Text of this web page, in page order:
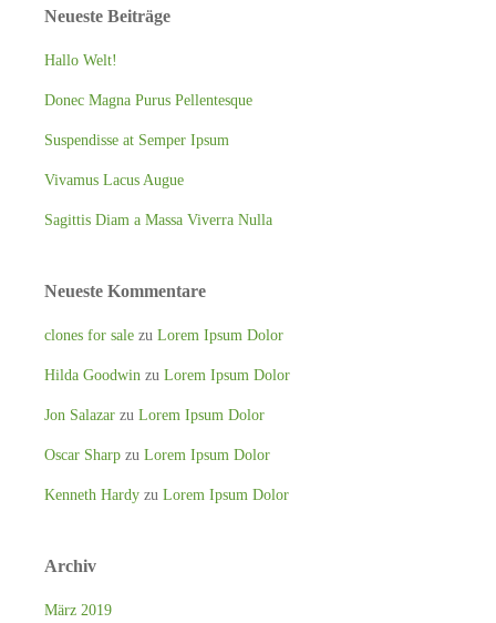
Neueste Beiträge
Hallo Welt!
Donec Magna Purus Pellentesque
Suspendisse at Semper Ipsum
Vivamus Lacus Augue
Sagittis Diam a Massa Viverra Nulla
Neueste Kommentare
clones for salezu Lorem Ipsum Dolor
Hilda Goodwin zu Lorem Ipsum Dolor
Jon Salazarzu Lorem Ipsum Dolor
Oscar Sharpzu Lorem Ipsum Dolor
Kenneth Hardyzu Lorem Ipsum Dolor
Archiv
März 2019